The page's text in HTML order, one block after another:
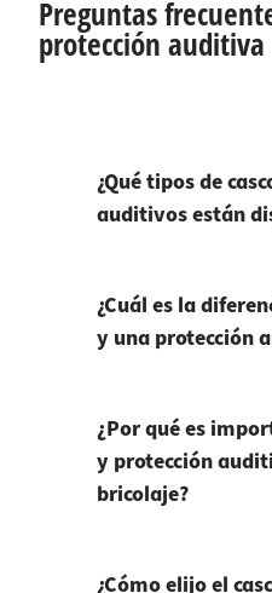
Preguntas
protección auditiva
¿Qué tipos de
auditivos están
¿Cuál es la
y una protección
¿Por qué es
y protección
bricolaje?
¿Cómo elijo el